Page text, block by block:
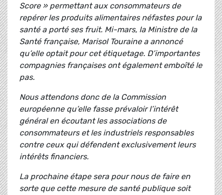
Score » permettant aux consommateurs de
repérer les produits alimentaires néfastes pour la
santé a porté ses fruit. Mi-mars, la Ministre de la
Santé française, Marisol Touraine a annoncé
qu’elle optait pour cet étiquetage. D’importantes
compagnies françaises ont également emboîté le
pas.
Nous attendons donc de la Commission
européenne qu’elle fasse prévaloir l’intérêt
général en écoutant les associations de
consommateurs et les industriels responsables
contre ceux qui défendent exclusivement leurs
intérêts financiers.
La prochaine étape sera pour nous de faire en
sorte que cette mesure de santé publique soit